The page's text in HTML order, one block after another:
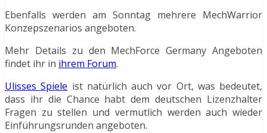
Ebenfalls werden am Sonntag mehrere MechWarrior
Konzepszenarios angeboten.
Mehr Details zu den MechForce Germany Angeboten
findet ihr in ihrem Forum.
Ulisses Spiele ist natürlich auch vor Ort, was bedeutet,
dass ihr die Chance habt dem deutschen Lizenzhalter
Fragen zu stellen und vermutlich werden auch wieder
Einführungsrunden angeboten.